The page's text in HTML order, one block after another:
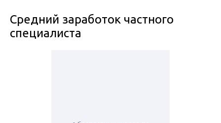
Средний заработок частного
специалиста